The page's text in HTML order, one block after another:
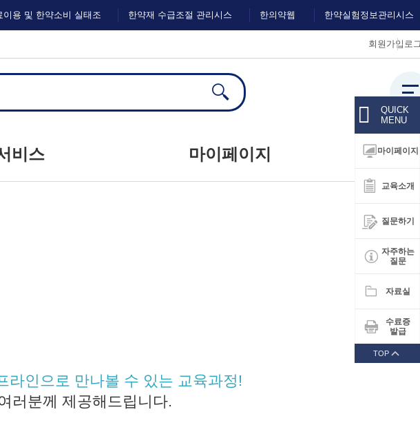
이용 및 한약소비 실태조 한약재 수급조절 관리시스 한의약웹 한약실험정보관리시스
회원가입 로
검색
비스 마이페이지
라인으로 만나볼 수 있는 교육과정!
러분께 제공해드립니다.
QUICK
MENU
마이페이지
교육소개
질문하기
자주하는
질문
자료실
수료증
발급
TOP